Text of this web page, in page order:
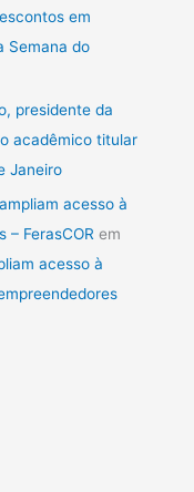
em
Semana do
presidente da
acadêmico titular
Janeiro
acesso à
– FerasCOR em
acesso à